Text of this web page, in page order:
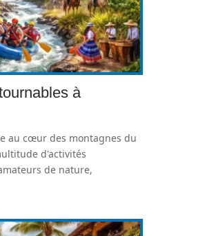
à
au cœur des montagnes du
d'activités
de nature,